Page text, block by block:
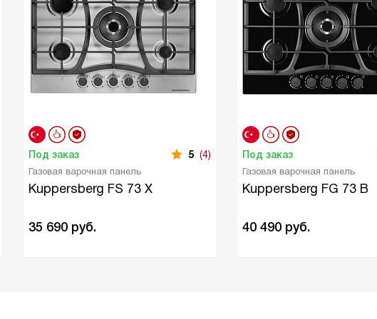
Под заказ 5 (4)
Газовая варочная панель
Kuppersberg FS 73 X
35 690 руб.
Под заказ
Газовая варочная панель
Kuppersberg FG 73 B
40 490 руб.